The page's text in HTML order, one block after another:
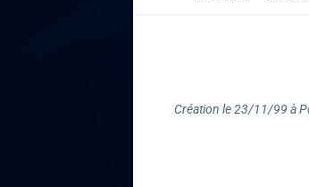
Création le 23/11/99 à